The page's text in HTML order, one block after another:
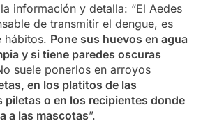
información y detalla: “El Aedes
de transmitir el dengue, es
hábitos. Pone sus huevos en agua
y si tiene paredes oscuras
suele ponerlos en arroyos
en los platitos de las
piletas o en los recipientes donde
a las mascotas”.